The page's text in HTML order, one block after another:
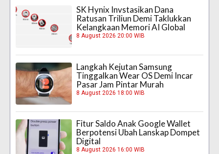
SK Hynix Invstasikan Dana
Ratusan Triliun Demi Taklukkan
Kelangkaan Memori AI Global
8 August 2026 20:00 WIB
Langkah Kejutan Samsung
Tinggalkan Wear OS Demi Incar
Pasar Jam Pintar Murah
8 August 2026 18:00 WIB
Fitur Saldo Anak Google Wallet
Berpotensi Ubah Lanskap Dompet
Digital
8 August 2026 16:00 WIB